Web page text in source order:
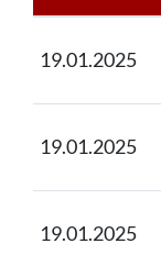
19.01.2025
19.01.2025
19.01.2025